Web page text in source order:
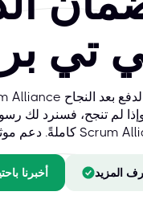
تي
أخبرنا المزيد